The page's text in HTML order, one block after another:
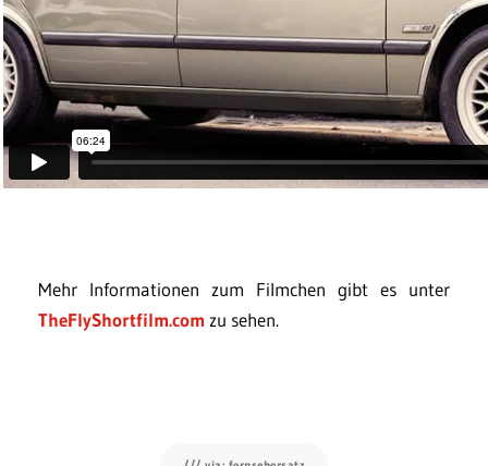
Mehr Informationen zum Filmchen gibt es unter
TheFlyShortfilm.com zu sehen.